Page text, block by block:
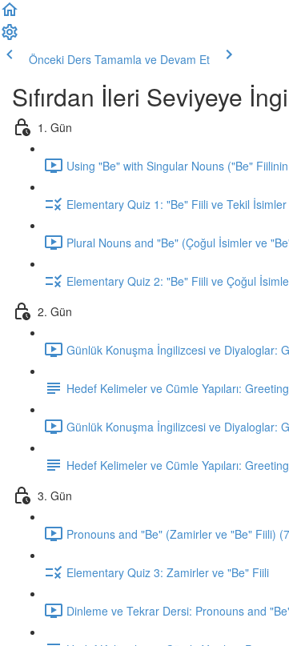
Önceki Ders Tamamla ve Devam Et
Sıfırdan İleri Seviyeye
1. Gün
Using "Be" with Singular Nouns ("Be"
Elementary Quiz 1: "Be" Fiili ve Tekil İsimler
Plural Nouns and "Be" (Çoğul İsimler ve
Elementary Quiz 2: "Be" Fiili ve Çoğul
2. Gün
Günlük Konuşma İngilizcesi ve Diyaloglar:
Hedef Kelimeler ve Cümle Yapıları:
Günlük Konuşma İngilizcesi ve Diyaloglar:
Hedef Kelimeler ve Cümle Yapıları:
3. Gün
Pronouns and "Be" (Zamirler ve "Be" Fiili)
Elementary Quiz 3: Zamirler ve "Be" Fiili
Dinleme ve Tekrar Dersi: Pronouns and